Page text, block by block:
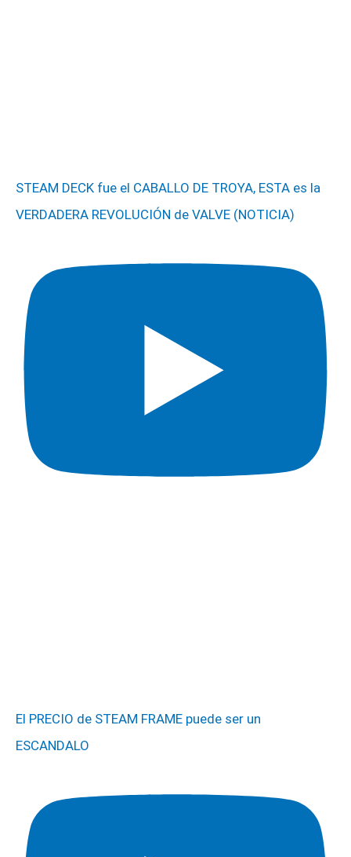
STEAM DECK fue el CABALLO DE TROYA, ESTA es la
VERDADERA REVOLUCIÓN de VALVE (NOTICIA)
El PRECIO de STEAM FRAME puede ser un
ESCANDALO